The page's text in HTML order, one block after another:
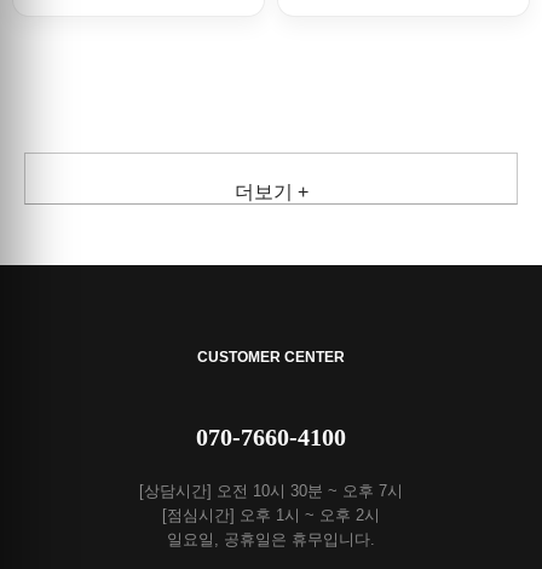
더보기 +
CUSTOMER CENTER
070-7660-4100
[상담시간] 오전 10시 30분 ~ 오후 7시
[점심시간] 오후 1시 ~ 오후 2시
일요일, 공휴일은 휴무입니다.